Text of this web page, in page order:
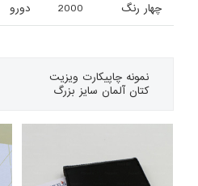
چهار رنگ 2000 دورو
نمونه چاپیکارت ویزیت
کتان آلمان سایز بزرگ